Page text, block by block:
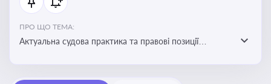
ПРО ЩО ТЕМА:
Актуальна судова практика та правові позиції